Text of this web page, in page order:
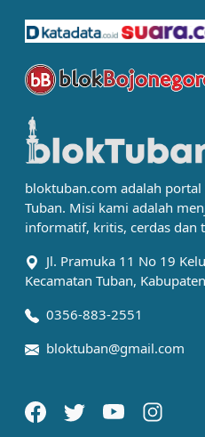
bloktuban.com adalah
Tuban. Misi kami adalah
informatif, kritis, cerdas dan
Jl. Pramuka 11 No 19
Kecamatan Tuban,
0356-883-2551
bloktuban@gmail.com